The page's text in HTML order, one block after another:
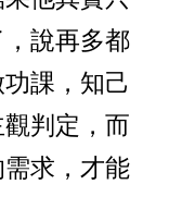
說再多都
課，知己
判定，而
求，才能